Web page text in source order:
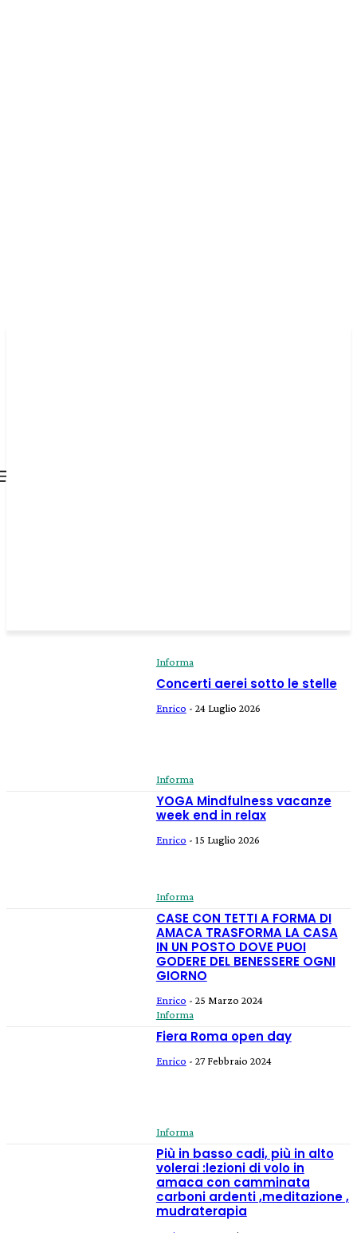
Informa
Concerti aerei sotto le stelle
Enrico - 24 Luglio 2026
Informa
YOGA Mindfulness vacanze
week end in relax
Enrico - 15 Luglio 2026
Informa
CASE CON TETTI A FORMA DI
AMACA TRASFORMA LA CASA
IN UN POSTO DOVE PUOI
GODERE DEL BENESSERE OGNI
GIORNO
Enrico - 25 Marzo 2024
Informa
Fiera Roma open day
Enrico - 27 Febbraio 2024
Informa
Più in basso cadi, più in alto
volerai :lezioni di volo in
amaca con camminata
carboni ardenti ,meditazione ,
mudraterapia